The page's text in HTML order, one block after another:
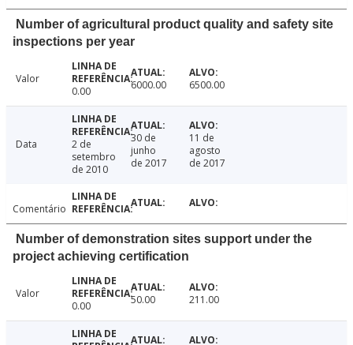
Number of agricultural product quality and safety site
inspections per year
Valor
0.00
6000.00 6500.00
Data
2 de
setembro
de 2010
30 de
junho
de 2017
11 de
agosto
de 2017
Comentário
Number of demonstration sites support under the
project achieving certification
Valor
0.00
50.00 211.00